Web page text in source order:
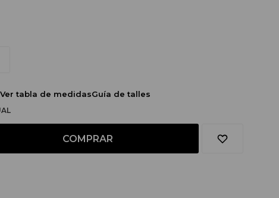
Ver tabla de medidasGuía de talles
COMPRAR